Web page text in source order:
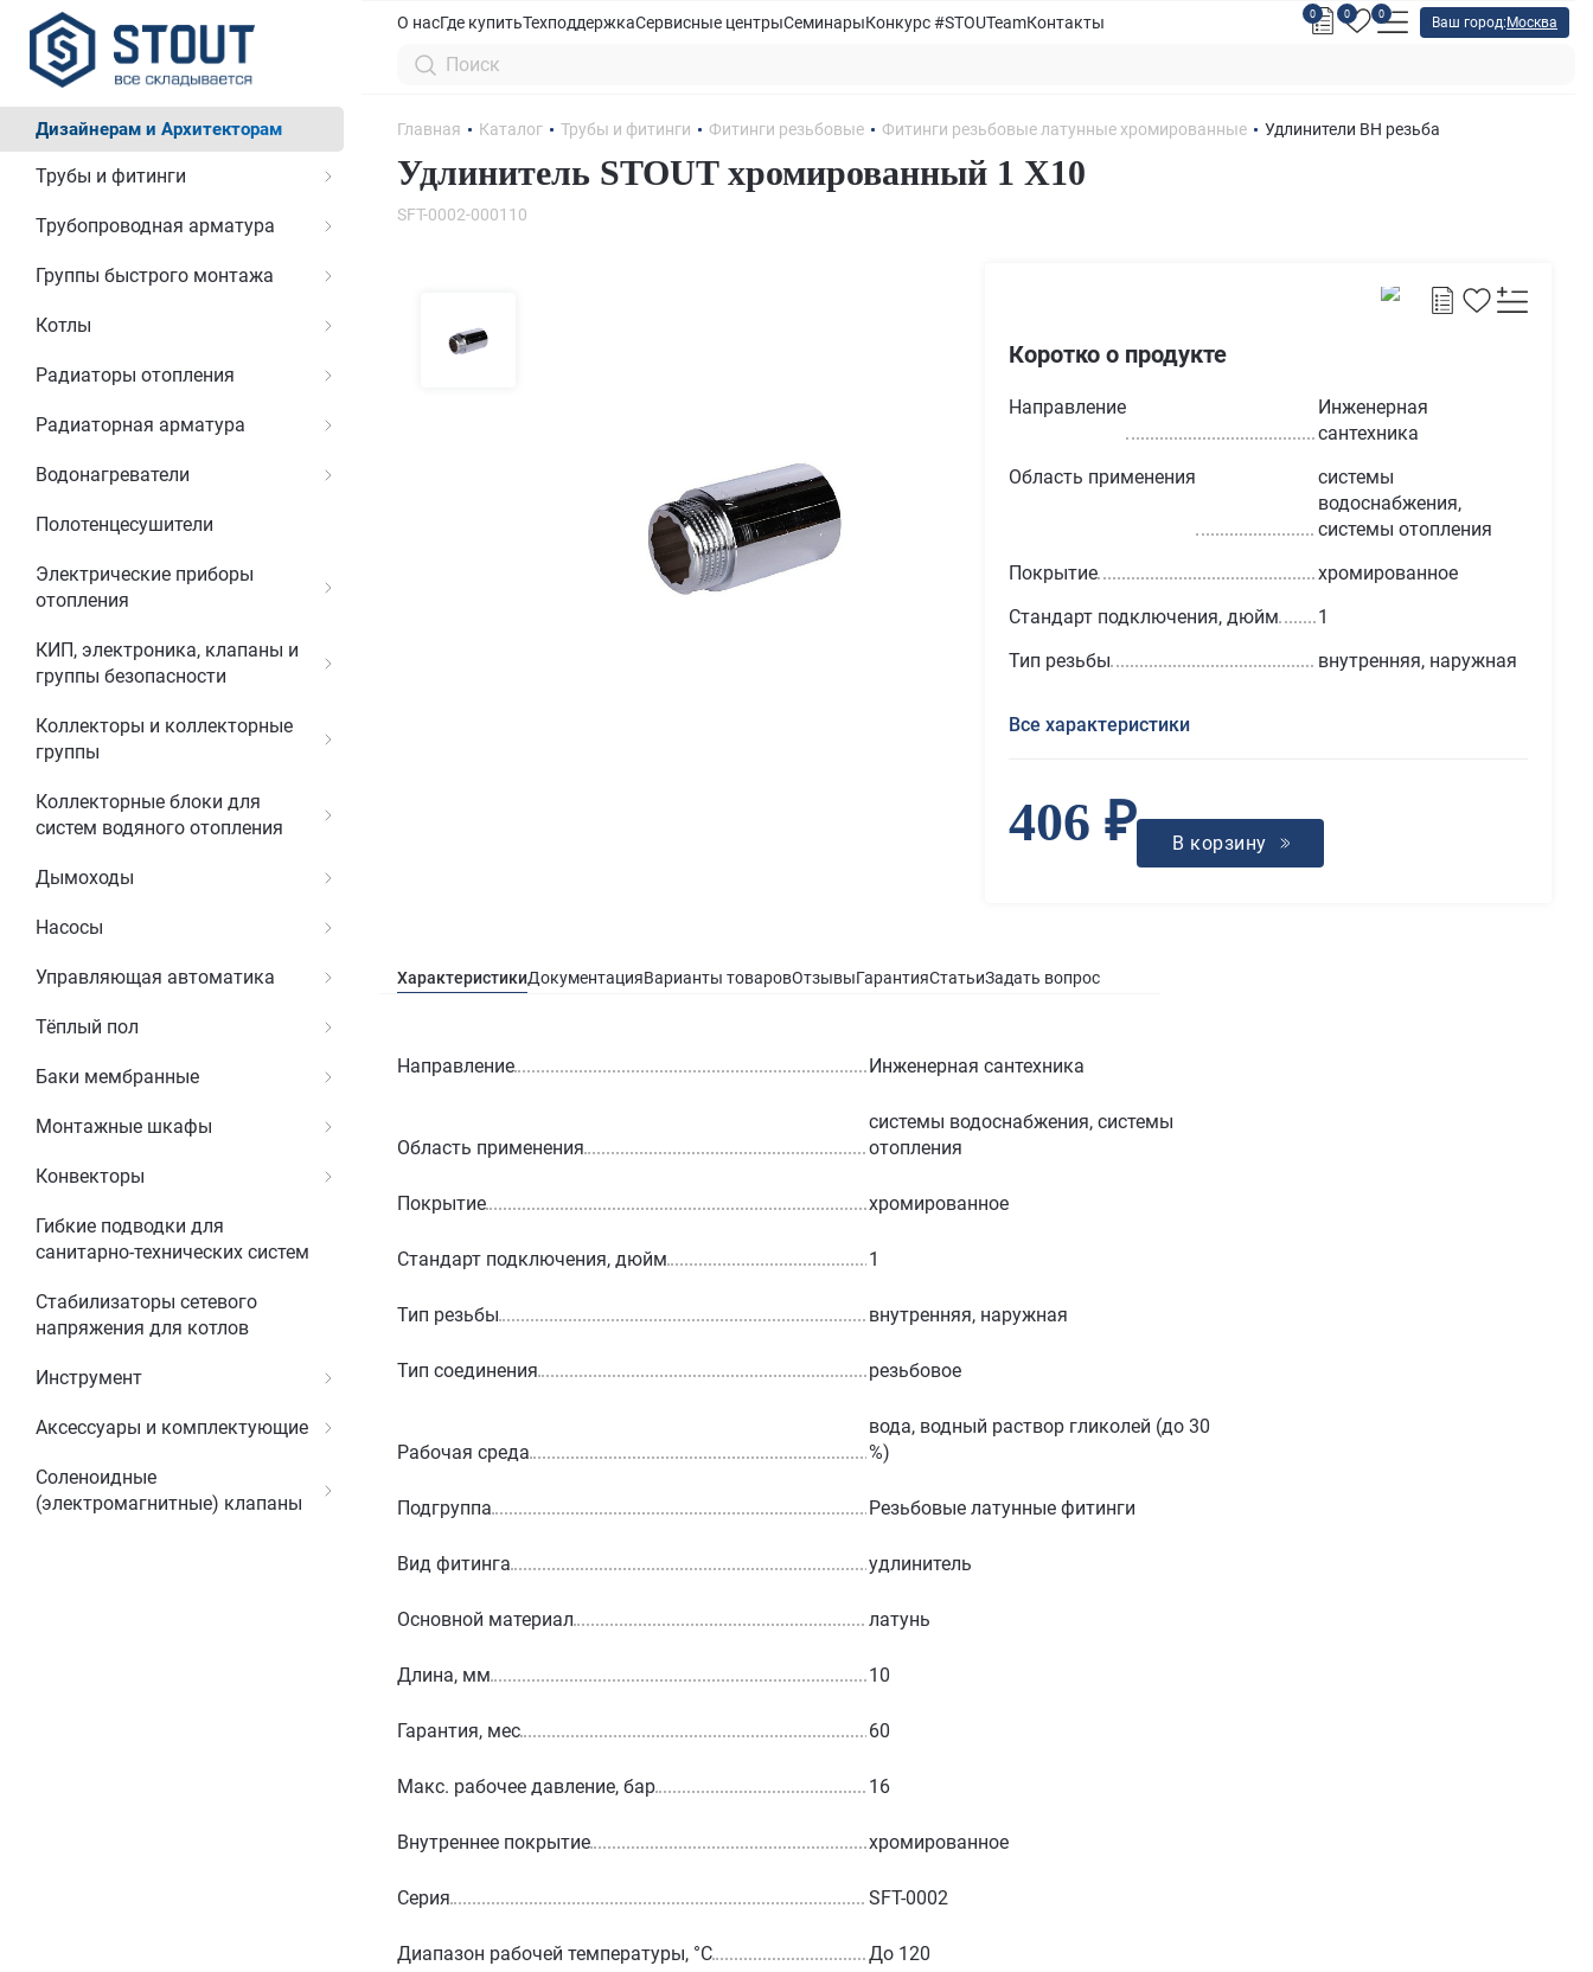
Дизайнерам и Архитекторам
Трубы и фитинги
Трубопроводная арматура
Группы быстрого монтажа
Котлы
Радиаторы отопления
Радиаторная арматура
Водонагреватели
Полотенцесушители
Электрические приборы
отопления
КИП, электроника, клапаны и
группы безопасности
Коллекторы и коллекторные
группы
Коллекторные блоки для
систем водяного отопления
Дымоходы
Насосы
Управляющая автоматика
Тёплый пол
Баки мембранные
Монтажные шкафы
Конвекторы
Гибкие подводки для
санитарно-технических систем
Стабилизаторы сетевого
напряжения для котлов
Инструмент
Аксессуары и комплектующие
Соленоидные
(электромагнитные) клапаны
О насГде купитьТехподдержкаСервисные центрыСеминарыКонкурс #STOUTeamКонтакты 0 0 0
Ваш город: Москва
Главная Каталог Трубы и фитинги Фитинги резьбовые Фитинги резьбовые латунные хромированные Удлинители ВН резьба
Удлинитель STOUT хромированный 1 X10
SFT-0002-000110
Коротко о продукте
Направление
Инженерная
сантехника
Область применения
системы
водоснабжения,
системы отопления
Покрытие
хромированное
Стандарт подключения, дюйм
1
Тип резьбы
внутренняя, наружная
Все характеристики
406 ₽ В корзину
ХарактеристикиДокументацияВарианты товаровОтзывыГарантияСтатьиЗадать вопрос
Направление Инженерная сантехника
Область применения
системы водоснабжения, системы
отопления
Покрытие хромированное
Стандарт подключения, дюйм 1
Тип резьбы внутренняя, наружная
Тип соединения резьбовое
Рабочая среда
вода, водный раствор гликолей (до 30
%)
Подгруппа Резьбовые латунные фитинги
Вид фитинга удлинитель
Основной материал латунь
Длина, мм 10
Гарантия, мес 60
Макс. рабочее давление, бар 16
Внутреннее покрытие хромированное
Серия SFT-0002
Диапазон рабочей температуры, °С До 120